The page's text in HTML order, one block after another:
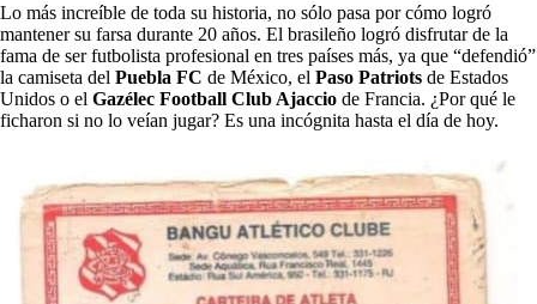
Lo más increíble de toda su historia, no sólo pasa por cómo logró
mantener su farsa durante 20 años. El brasileño logró disfrutar de la
fama de ser futbolista profesional en tres países más, ya que “defendió”
la camiseta del Puebla FC de México, el Paso Patriots de Estados
Unidos o el Gazélec Football Club Ajaccio de Francia. ¿Por qué le
ficharon si no lo veían jugar? Es una incógnita hasta el día de hoy.